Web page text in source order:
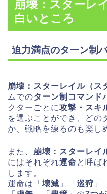
崩壊：スターレ
白いところ
迫力満点のターン制
崩壊：スターレイル（ス
ムでのターン制コマンド
クターごとに攻撃・スキ
を選ぶことができ、どの
か、戦略を練るのも楽し
また、 崩壊：スターレイ
にはそれぞれ運命と呼ば
します。
運命は「 壊滅 」「 巡狩 」「